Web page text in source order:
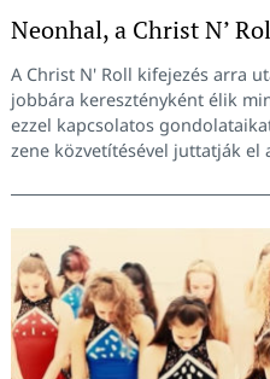
Neonhal, a Christ N’
A Christ N' Roll kifejezés arra
jobbára keresztényként élik
ezzel kapcsolatos
zene közvetítésével juttatják el